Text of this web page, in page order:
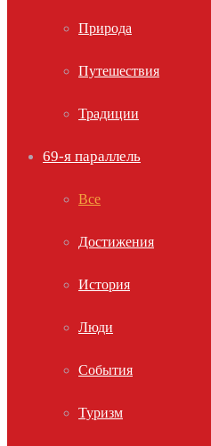
Природа
Путешествия
Традиции
69-я параллель
Все
Достижения
История
Люди
События
Туризм